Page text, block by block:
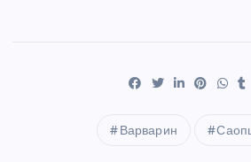
Варварин